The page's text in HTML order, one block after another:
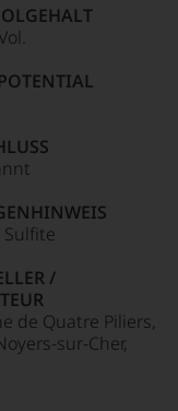
/
de Quatre Piliers,
sur-Cher,